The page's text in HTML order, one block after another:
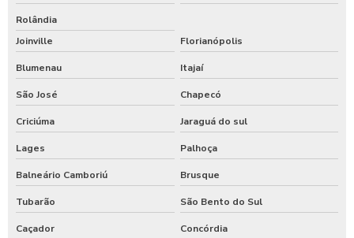
Rolândia
Joinville
Florianópolis
Blumenau Itajaí
São José Chapecó
Criciúma Jaraguá do sul
Lages Palhoça
Balneário Camboriú Brusque
Tubarão São Bento do Sul
Caçador Concórdia